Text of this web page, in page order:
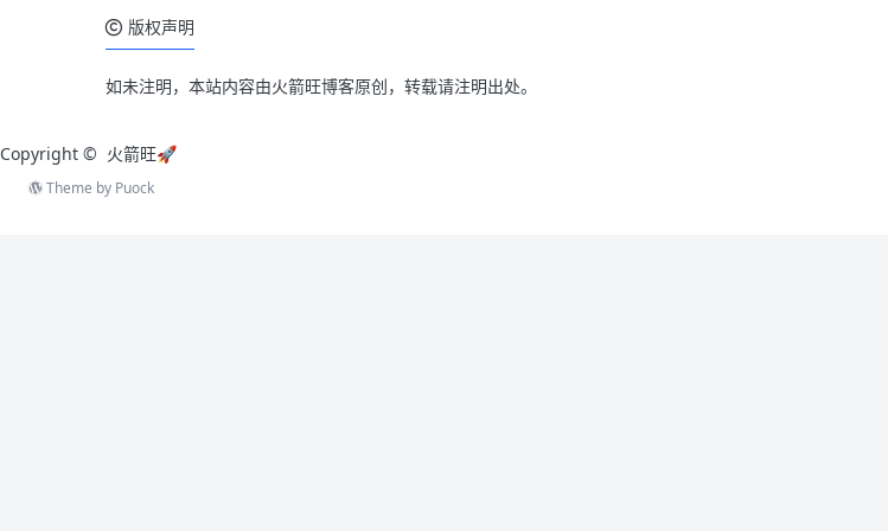
版权声明
如未注明，本站内容由火箭旺博客原创，转载请注明出处。
Copyright © 火箭旺🚀
Theme by Puock